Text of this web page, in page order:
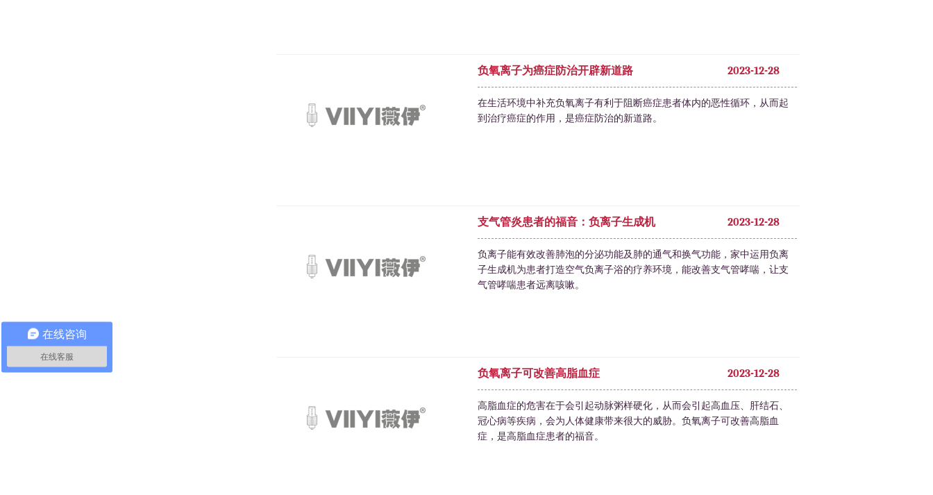
负氧离子为癌症防治开辟新道路 2023-12-28
在生活环境中补充负氧离子有利于阻断癌症患者体内的恶性循环，从而起
到治疗癌症的作用，是癌症防治的新道路。
支气管炎患者的福音：负离子生成机 2023-12-28
负离子能有效改善肺泡的分泌功能及肺的通气和换气功能，家中运用负离
子生成机为患者打造空气负离子浴的疗养环境，能改善支气管哮喘，让支
气管哮喘患者远离咳嗽。
负氧离子可改善高脂血症 2023-12-28
高脂血症的危害在于会引起动脉粥样硬化，从而会引起高血压、肝结石、
冠心病等疾病，会为人体健康带来很大的威胁。负氧离子可改善高脂血
症，是高脂血症患者的福音。
在线咨询
在线客服